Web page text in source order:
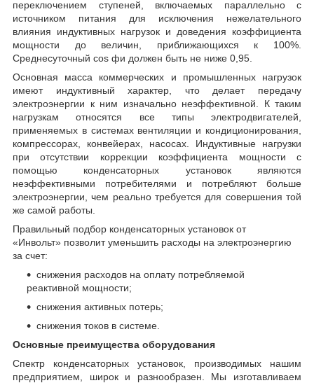
переключением ступеней, включаемых параллельно с
источником питания для исключения нежелательного
влияния индуктивных нагрузок и доведения коэффициента
мощности до величин, приближающихся к 100%.
Среднесуточный cos фи должен быть не ниже 0,95.
Основная масса коммерческих и промышленных нагрузок
имеют индуктивный характер, что делает передачу
электроэнергии к ним изначально неэффективной. К таким
нагрузкам относятся все типы электродвигателей,
применяемых в системах вентиляции и кондиционирования,
компрессорах, конвейерах, насосах. Индуктивные нагрузки
при отсутствии коррекции коэффициента мощности с
помощью конденсаторных установок являются
неэффективными потребителями и потребляют больше
электроэнергии, чем реально требуется для совершения той
же самой работы.
Правильный подбор конденсаторных установок от
«Инвольт» позволит уменьшить расходы на электроэнергию
за счет:
снижения расходов на оплату потребляемой
реактивной мощности;
снижения активных потерь;
снижения токов в системе.
Основные преимущества оборудования
Спектр конденсаторных установок, производимых нашим
предприятием, широк и разнообразен. Мы изготавливаем